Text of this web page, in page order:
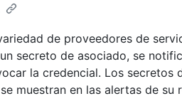
de proveedores de
secreto de asociado, se
la credencial. Los secretos
muestran en las alertas de su